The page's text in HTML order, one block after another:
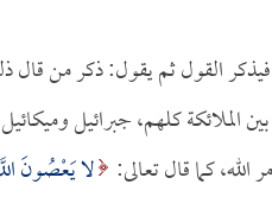
القول ثم يقول: ذكر من قال
الملائكة كلهم، جبرائيل
الله، كما قال تعالى: لا يَعْصُونَ